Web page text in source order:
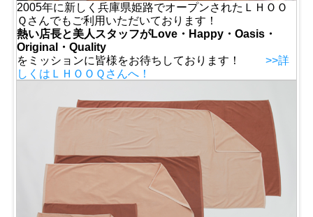
2005年に新しく兵庫県姫路でオープンされたＬＨＯＯ
Ｑさんでもご利用いただいております！
熱い店長と美人スタッフがLove・Happy・Oasis・
Original・Quality
をミッションに皆様をお待ちしております！ >>詳
しくはＬＨＯＯＱさんへ！